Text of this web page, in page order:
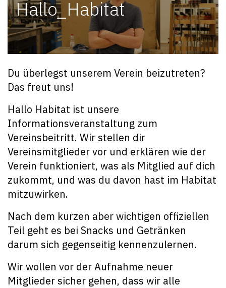
Hallo_Habitat
Du überlegst unserem Verein beizutreten?
Das freut uns!
Hallo Habitat ist unsere
Informationsveranstaltung zum
Vereinsbeitritt. Wir stellen dir
Vereinsmitglieder vor und erklären wie der
Verein funktioniert, was als Mitglied auf dich
zukommt, und was du davon hast im Habitat
mitzuwirken.
Nach dem kurzen aber wichtigen offiziellen
Teil geht es bei Snacks und Getränken
darum sich gegenseitig kennenzulernen.
Wir wollen vor der Aufnahme neuer
Mitglieder sicher gehen, dass wir alle